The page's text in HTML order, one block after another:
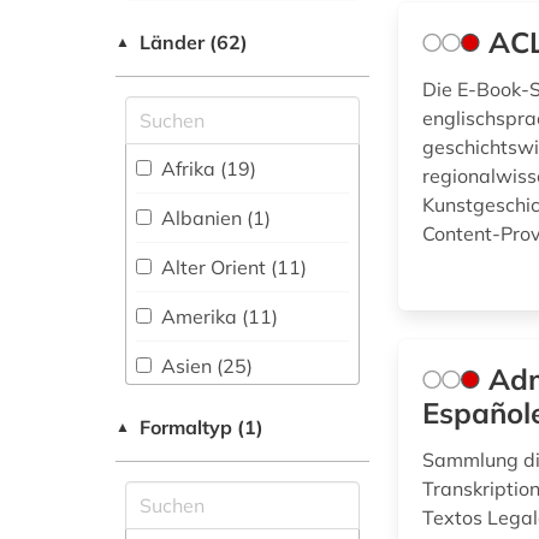
Kunstgeschichte (85)
Mathematik (20)
Medien- und
Kommunikationswissenschaften,
Kommunikationsdesign (98)
Militärwissenschaft
(2)
(49)
Umweltschutz (6)
altertum (3)
altertumswissenschaft
(2)
altertumswissenschaften
(1)
altes buch (9)
altnordisch (1)
Shibboleth
Zugriff vor Ort (37)
▲ Länder (62)
Afrika (19)
Albanien (1)
Alter Orient (11)
Amerika (11)
Asien (25)
(4)
Bayern (3)
▲ Formaltyp (1)
Die E-Book-
Content-
Sammlung
Textos